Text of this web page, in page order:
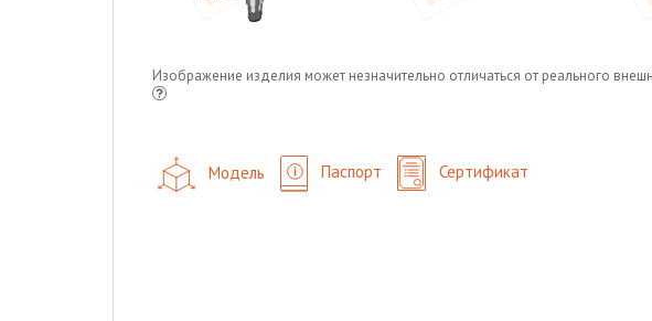
Изображение изделия может незначительно отличаться от реального
Модель Паспорт Сертификат